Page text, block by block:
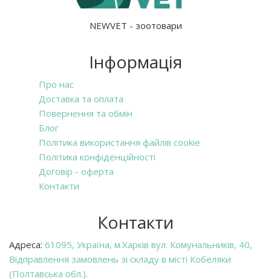
NEWVET - зоотовари
Інформація
Про нас
Доставка та оплата
Повернення та обмін
Блог
Політика використання файлів cookie
Політика конфіденційності
Договір - оферта
Контакти
Контакти
Адреса: 61095, Україна, м.Харків вул. Комунальників, 40,
Відправлення замовлень зі складу в місті Кобеляки
(Полтавська обл.).